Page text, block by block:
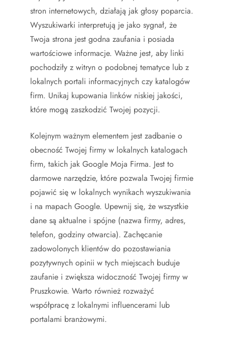
stron internetowych, działają jak głosy poparcia.
Wyszukiwarki interpretują je jako sygnał, że
Twoja strona jest godna zaufania i posiada
wartościowe informacje. Ważne jest, aby linki
pochodziły z witryn o podobnej tematyce lub z
lokalnych portali informacyjnych czy katalogów
firm. Unikaj kupowania linków niskiej jakości,
które mogą zaszkodzić Twojej pozycji.
Kolejnym ważnym elementem jest zadbanie o
obecność Twojej firmy w lokalnych katalogach
firm, takich jak Google Moja Firma. Jest to
darmowe narzędzie, które pozwala Twojej firmie
pojawić się w lokalnych wynikach wyszukiwania
i na mapach Google. Upewnij się, że wszystkie
dane są aktualne i spójne (nazwa firmy, adres,
telefon, godziny otwarcia). Zachęcanie
zadowolonych klientów do pozostawiania
pozytywnych opinii w tych miejscach buduje
zaufanie i zwiększa widoczność Twojej firmy w
Pruszkowie. Warto również rozważyć
współpracę z lokalnymi influencerami lub
portalami branżowymi.